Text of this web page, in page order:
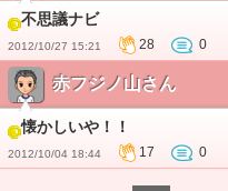
不思議ナビ
2012/10/27 15:21 28 0
赤フジノ山さん
懐かしいや！！
2012/10/04 18:44 17 0